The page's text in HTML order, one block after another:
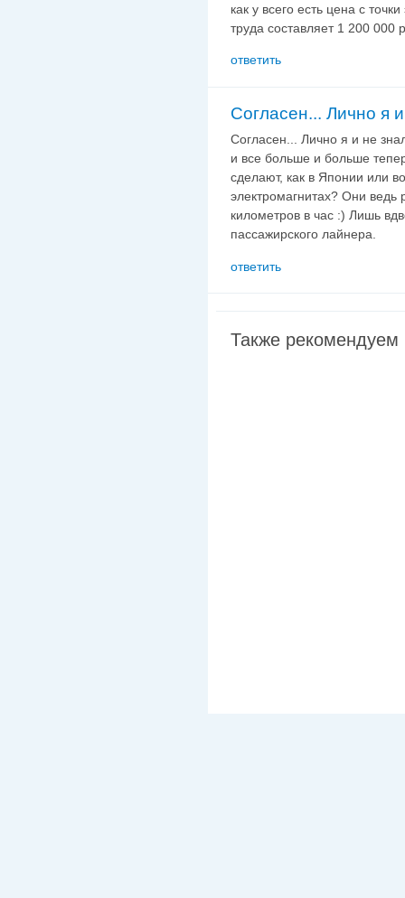
как у всего есть цена с
труда составляет 1 200 000
ответить
Согласен... Лично я
Согласен... Лично я и не
и все больше и больше
сделают, как в Японии или
электромагнитах? Они ведь
километров в час :) Лишь
пассажирского лайнера.
ответить
Также рекомендуем